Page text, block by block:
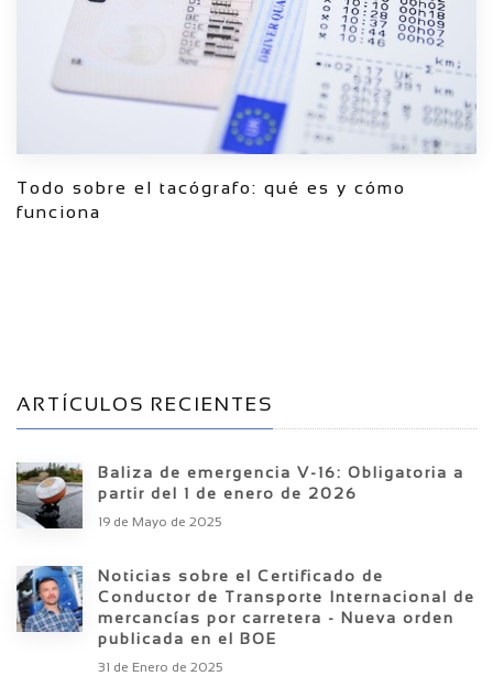
Todo sobre el tacógrafo: qué es y cómo
funciona
ARTÍCULOS RECIENTES
Baliza de emergencia V-16: Obligatoria a
partir del 1 de enero de 2026
19 de Mayo de 2025
Noticias sobre el Certificado de
Conductor de Transporte Internacional de
mercancías por carretera - Nueva orden
publicada en el BOE
31 de Enero de 2025